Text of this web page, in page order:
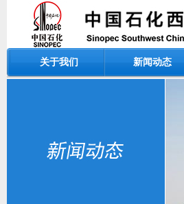
关于我们 新闻动态